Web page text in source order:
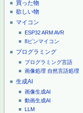
買った物
欲しい物
マイコン
ESP32ARMAVR
8ピンマイコン
プログラミング
プログラミング言語
画像処理 自然言語処理
生成AI
画像生成AI
動画生成AI
LLM